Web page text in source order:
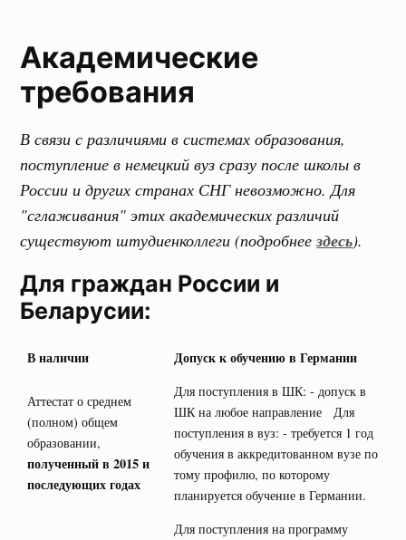
Академические
требования
В связи с различиями в системах образования,
поступление в немецкий вуз сразу после школы в
России и других странах СНГ невозможно. Для
"сглаживания" этих академических различий
существуют штудиенколлеги (подробнеездесь).
Для граждан России и
Беларусии:
В наличии Допуск к обучению в Германии
Аттестат о среднем
(полном) общем
образовании,
полученный в 2015 и
последующих годах
Для поступления в ШК: - допуск в
ШК на любое направление Для
поступления в вуз: - требуется 1 год
обучения в аккредитованном вузе по
тому профилю, по которому
планируется обучение в Германии.
Для поступления на программу